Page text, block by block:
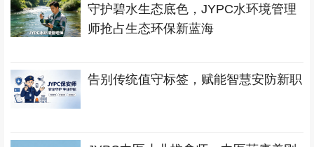
守护碧水生态底色，JYPC水环境管理
师抢占生态环保新蓝海
告别传统值守标签，赋能智慧安防新职